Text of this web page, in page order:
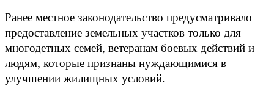
Ранее местное законодательство предусматривало
предоставление земельных участков только для
многодетных семей, ветеранам боевых действий и
людям, которые признаны нуждающимися в
улучшении жилищных условий.